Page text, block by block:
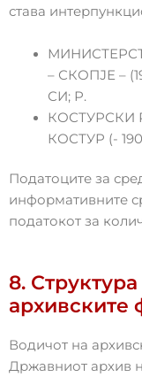
става
– СКОПЈЕ –
СИ; Р.
КОСТУРСКИ
КОСТУР (-
Податоците за
информативните
податокот за
8.
архивските
Водичот на
Државниот архив